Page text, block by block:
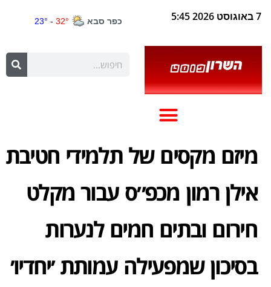
7 באוגוסט 2026 5:45
מיזם מקסים של תלמידי חטיבת
אילן רמון מכפ״ס עבור מקלט
חירום ובתים חמים לנערות
בסיכון שמפעילה עמותת ׳יחדיו׳